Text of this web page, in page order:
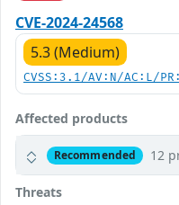
CVE-2024-24568
5.3 (Medium)
CVSS:3.1/AV:N/AC:L/
Affected products
Recommended 12
Threats